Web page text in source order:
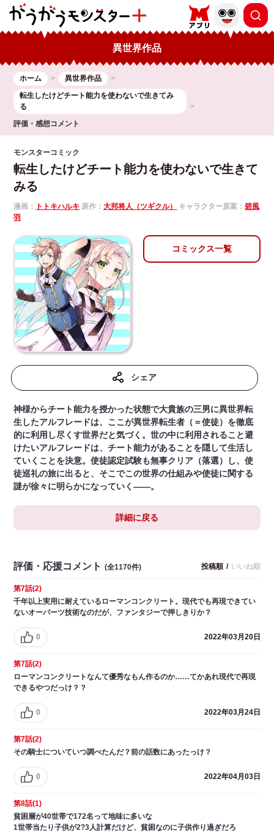
異世界作品
ホーム
異世界作品
転生したけどチート能力を使わないで生きてみ
る
評価・感想コメント
モンスターコミック
転生したけどチート能力を使わないで生きて
みる
漫画： トトキハルキ 原作：大邦将人（ツギクル） キャラクター原案：碧風
羽
コミックス一覧
シェア
神様からチート能力を授かった状態で大貴族の三男に異世界転
生したアルフレードは、ここが異世界転生者（＝使徒）を徹底
的に利用し尽くす世界だと気づく。世の中に利用されること避
けたいアルフレードは、チート能力があることを隠して生活し
ていくことを決意。使徒認定試験も無事クリア（落選）し、使
徒巡礼の旅に出ると、そこでこの世界の仕組みや使徒に関する
謎が徐々に明らかになっていく――。
詳細に戻る
評価・応援コメント (全1170件) 投稿順 / いいね順
第7話(2)
千年以上実用に耐えているローマンコンクリート。現代でも再現できてい
ないオーパーツ技術なのだが、ファンタジーで押しきりか？
0 2022年03月20日
第7話(2)
ローマンコンクリートなんて優秀なもん作るのか……てかあれ現代で再現
できるやつだっけ？？
0 2022年03月24日
第7話(2)
その騎士についていつ調べたんだ？前の話数にあったっけ？
0 2022年04月03日
第8話(1)
貧困層が40世帯で172名って地味に多いな
1世帯当たり子供が2?3人計算だけど、貧困なのに子供作り過ぎだろ